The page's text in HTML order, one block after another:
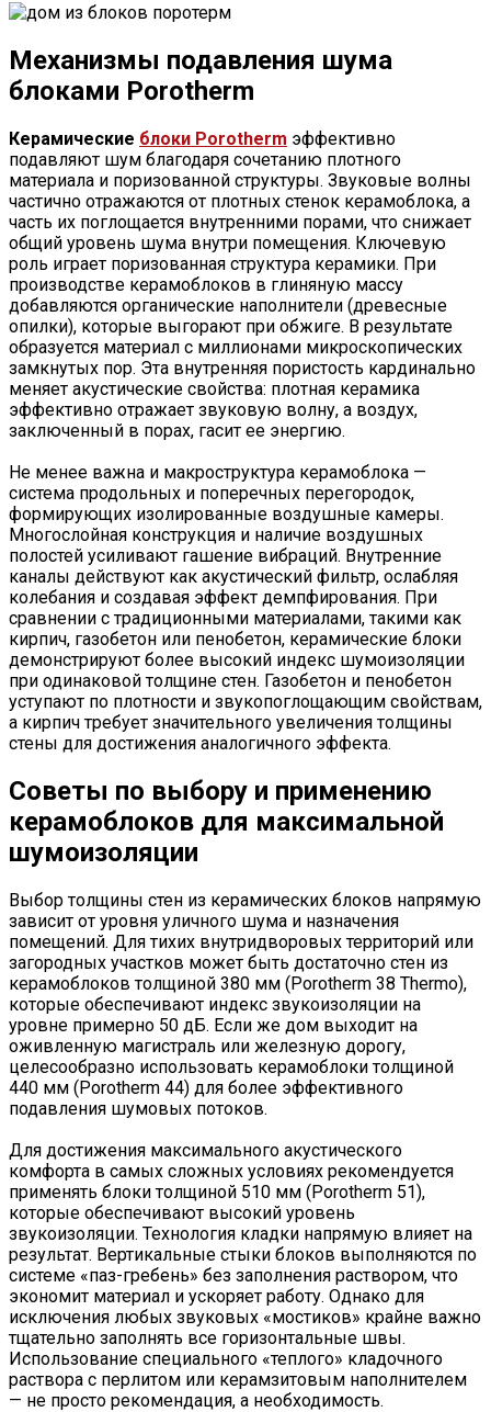
Механизмы подавления шума
блоками Porotherm
Керамические блоки Porotherm эффективно
подавляют шум благодаря сочетанию плотного
материала и поризованной структуры. Звуковые волны
частично отражаются от плотных стенок керамоблока, а
часть их поглощается внутренними порами, что снижает
общий уровень шума внутри помещения. Ключевую
роль играет поризованная структура керамики. При
производстве керамоблоков в глиняную массу
добавляются органические наполнители (древесные
опилки), которые выгорают при обжиге. В результате
образуется материал с миллионами микроскопических
замкнутых пор. Эта внутренняя пористость кардинально
меняет акустические свойства: плотная керамика
эффективно отражает звуковую волну, а воздух,
заключенный в порах, гасит ее энергию.
Не менее важна и макроструктура керамоблока —
система продольных и поперечных перегородок,
формирующих изолированные воздушные камеры.
Многослойная конструкция и наличие воздушных
полостей усиливают гашение вибраций. Внутренние
каналы действуют как акустический фильтр, ослабляя
колебания и создавая эффект демпфирования. При
сравнении с традиционными материалами, такими как
кирпич, газобетон или пенобетон, керамические блоки
демонстрируют более высокий индекс шумоизоляции
при одинаковой толщине стен. Газобетон и пенобетон
уступают по плотности и звукопоглощающим свойствам,
а кирпич требует значительного увеличения толщины
стены для достижения аналогичного эффекта.
Советы по выбору и применению
керамоблоков для максимальной
шумоизоляции
Выбор толщины стен из керамических блоков напрямую
зависит от уровня уличного шума и назначения
помещений. Для тихих внутридворовых территорий или
загородных участков может быть достаточно стен из
керамоблоков толщиной 380 мм (Porotherm 38 Thermo),
которые обеспечивают индекс звукоизоляции на
уровне примерно 50 дБ. Если же дом выходит на
оживленную магистраль или железную дорогу,
целесообразно использовать керамоблоки толщиной
440 мм (Porotherm 44) для более эффективного
подавления шумовых потоков.
Для достижения максимального акустического
комфорта в самых сложных условиях рекомендуется
применять блоки толщиной 510 мм (Porotherm 51),
которые обеспечивают высокий уровень
звукоизоляции. Технология кладки напрямую влияет на
результат. Вертикальные стыки блоков выполняются по
системе «паз-гребень» без заполнения раствором, что
экономит материал и ускоряет работу. Однако для
исключения любых звуковых «мостиков» крайне важно
тщательно заполнять все горизонтальные швы.
Использование специального «теплого» кладочного
раствора с перлитом или керамзитовым наполнителем
— не просто рекомендация, а необходимость.